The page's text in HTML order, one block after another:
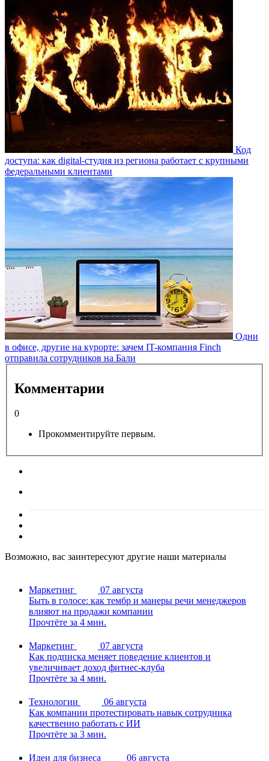
Код
доступа: как digital-студия из региона работает с крупными
федеральными клиентами
Одни
в офисе, другие на курорте: зачем IT-компания Finch
отправила сотрудников на Бали
Комментарии
0
Прокомментируйте первым.
Возможно, вас заинтересуют другие наши материалы
Маркетинг
07 августа
Быть в голосе: как тембр и манеры речи менеджеров
влияют на продажи компании
Прочтёте за 4 мин.
Маркетинг
07 августа
Как подписка меняет поведение клиентов и
увеличивает доход фитнес-клуба
Прочтёте за 4 мин.
Технологии
06 августа
Как компании протестировать навык сотрудника
качественно работать с ИИ
Прочтёте за 3 мин.
Идеи для бизнеса
06 августа